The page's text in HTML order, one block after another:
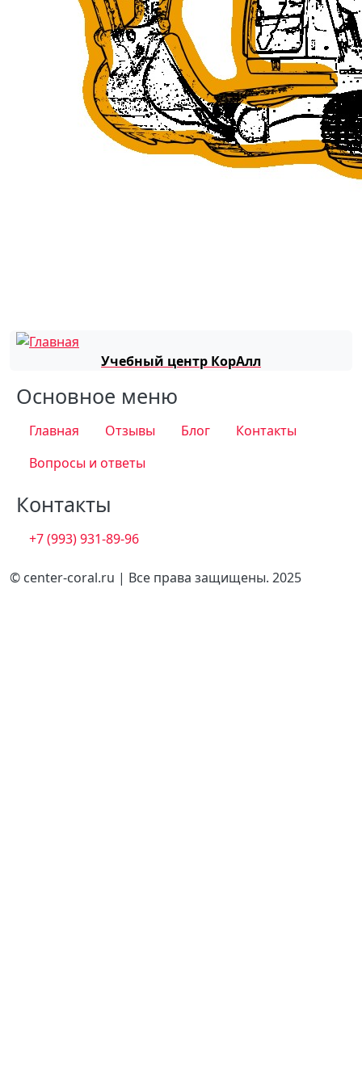
Учебный центр КорАлл
Основное меню
Главная Отзывы Блог
Контакты
Вопросы и ответы
Контакты
+7 (993) 931-89-96
© center-coral.ru | Все права защищены. 2025